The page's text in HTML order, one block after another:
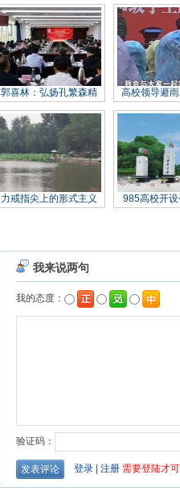
郭喜林：弘扬孔繁森精 高校领导避
力戒指尖上的形式主义 985高校开